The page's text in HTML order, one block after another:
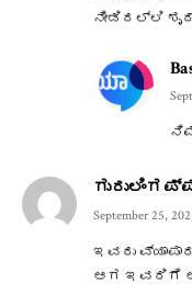
ನೀಡಿದಲ್ಲಿ
September 25,
ಇವರು
ಆಗ ಇವರಿಗೆ